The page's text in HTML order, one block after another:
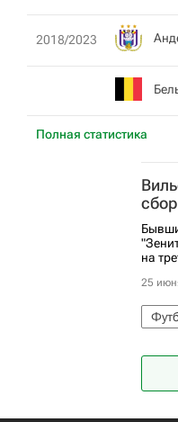
Полная статистика
2018/2023
на
25